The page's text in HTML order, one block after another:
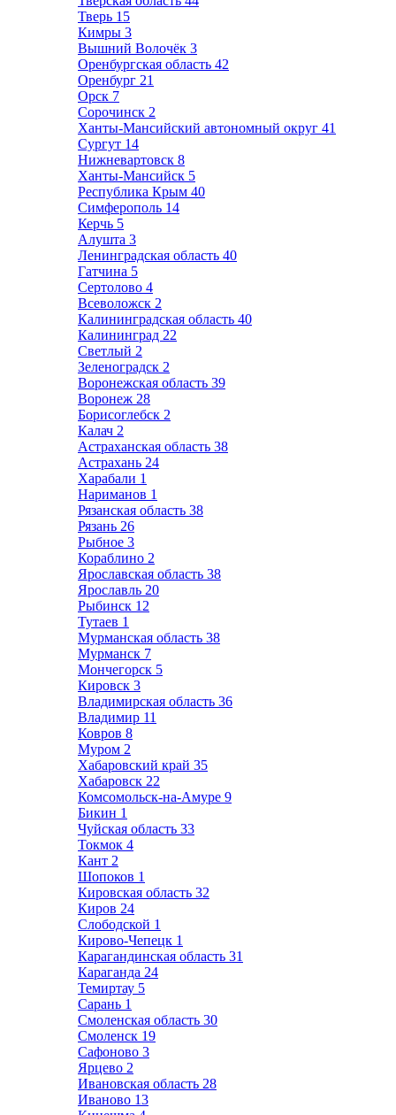
Тверь 15
Кимры 3
Вышний Волочёк 3
Оренбургская область 42
Оренбург 21
Орск 7
Сорочинск 2
Ханты-Мансийский автономный округ 41
Сургут 14
Нижневартовск 8
Ханты-Мансийск 5
Республика Крым 40
Симферополь 14
Керчь 5
Алушта 3
Ленинградская область 40
Гатчина 5
Сертолово 4
Всеволожск 2
Калининградская область 40
Калининград 22
Светлый 2
Зеленоградск 2
Воронежская область 39
Воронеж 28
Борисоглебск 2
Калач 2
Астраханская область 38
Астрахань 24
Харабали 1
Нариманов 1
Рязанская область 38
Рязань 26
Рыбное 3
Кораблино 2
Ярославская область 38
Ярославль 20
Рыбинск 12
Тутаев 1
Мурманская область 38
Мурманск 7
Мончегорск 5
Кировск 3
Владимирская область 36
Владимир 11
Ковров 8
Муром 2
Хабаровский край 35
Хабаровск 22
Комсомольск-на-Амуре 9
Бикин 1
Чуйская область 33
Токмок 4
Кант 2
Шопоков 1
Кировская область 32
Киров 24
Слободской 1
Кирово-Чепецк 1
Карагандинская область 31
Караганда 24
Темиртау 5
Сарань 1
Смоленская область 30
Смоленск 19
Сафоново 3
Ярцево 2
Ивановская область 28
Иваново 13